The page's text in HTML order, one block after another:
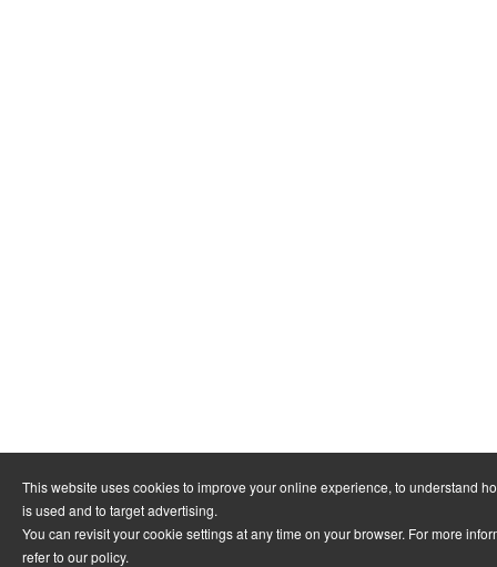
This website uses cookies to improve your online experience, to understand
is used and to target advertising.
You can revisit your cookie settings at any time on your browser. For more
refer to our policy.